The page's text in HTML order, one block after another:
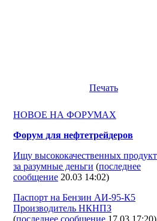
Печать
НОВОЕ НА ФОРУМАХ
Форум для нефтетрейдеров
Ищу высококачественных продукт
за разумные деньги (последнее
сообщение 20.03 14:02)
Паспорт на Бензин АИ-95-К5
Производитель НКНПЗ
(последнее сообщение 17.03 17:20)